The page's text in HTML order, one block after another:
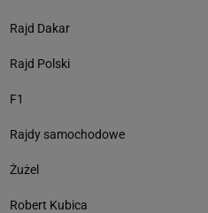
Rajd Dakar
Rajd Polski
F1
Rajdy samochodowe
Żużel
Robert Kubica